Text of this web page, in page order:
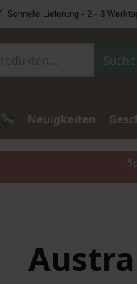
Schnelle Lieferung - 2 - 3
Suche
💸 Neuigkeiten